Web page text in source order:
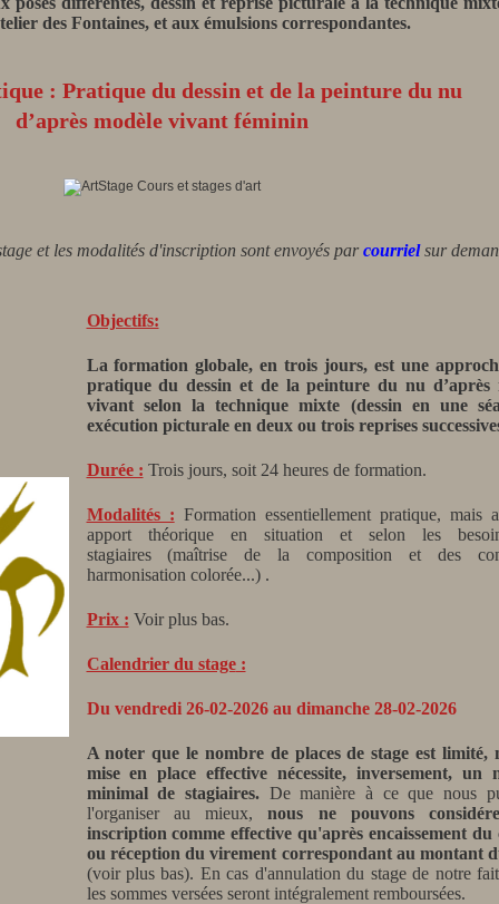
des Fontaines, et aux émulsions correspondantes.
: Pratique du dessin et de la peinture du nu
d’après modèle vivant féminin
et les modalités d'inscription sont envoyés parcourrielsur
Objectifs:
La formation globale, en trois jours, est une
pratique du dessin et de la peinture du nu d’après
vivantselon la technique mixte (dessin en une
exécution picturale en deux ou trois reprises
Durée : Trois jours, soit 24 heures de formation.
Modalités : Formation essentiellement pratique, mais
apport théorique en situation et selon les
stagiaires(maîtrise de la composition et des
harmonisation colorée...) .
Prix : Voir plus bas.
Calendrier du stage:
Du vendredi 26-02-2026 au dimanche 28-02-2026
A noter que le nombre de places de stage est limité,
mise en place effective nécessite, inversement, un
minimal de stagiaires.De manière à ce que nous
l'organiser au mieux,nous ne pouvons
inscription comme effective qu'après encaissement du
ou réception du virement correspondant au montant
(voir plus bas). En cas d'annulation du stage de notre
les sommes versées seront intégralement remboursées.